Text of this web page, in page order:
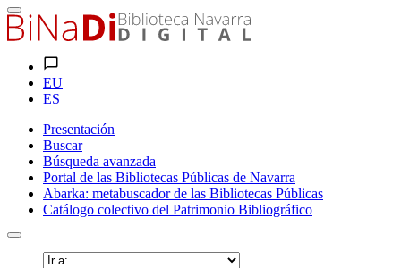
EU
ES
Presentación
Buscar
Búsqueda avanzada
Portal de las Bibliotecas Públicas de Navarra
Abarka: metabuscador de las Bibliotecas Públicas
Catálogo colectivo del Patrimonio Bibliográfico